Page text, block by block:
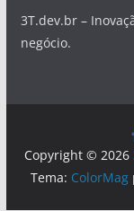
3T.dev.br –
negócio.
Copyright © 2026
Tema: ColorMag